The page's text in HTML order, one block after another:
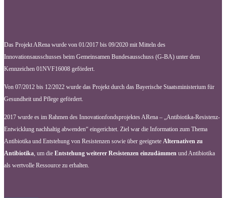
Das Projekt ARena wurde von 01/2017 bis 09/2020 mit Mitteln des
Innovationsausschusses beim Gemeinsamen Bundesausschuss (G-BA) unter dem
Kennzeichen 01NVF16008 gefördert.
Von 07/2012 bis 12/2022 wurde das Projekt durch das Bayerische Staatsministerium für
Gesundheit und Pflege gefördert.
2017 wurde es im Rahmen des Innovationfondsprojektes ARena – „Antibiotika-Resistenz-
Entwicklung nachhaltig abwenden“ eingerichtet. Ziel war die Information zum Thema
Antibiotika und Entstehung von Resistenzen sowie über geeignete Alternativen zu
Antibiotika , um die Entstehung weiterer Resistenzen einzudämmen und Antibiotika
als wertvolle Ressource zu erhalten.